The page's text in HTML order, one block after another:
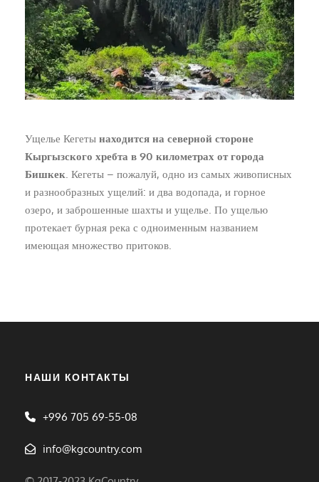
Ущелье Кегеты находится на северной стороне
Кыргызского хребта в 90 километрах от города
Бишкек . Кегеты – пожалуй, одно из самых живописных
и разнообразных ущелий: и два водопада, и горное
озеро, и заброшенные шахты и ущелье. По ущелью
протекает бурная река с одноименным названием
имеющая множество притоков.
НАШИ КОНТАКТЫ
+996 705 69-55-08
info@kgcountry.com